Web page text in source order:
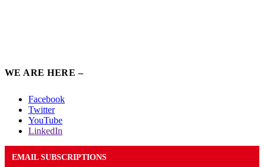
WE ARE HERE –
Facebook
Twitter
YouTube
LinkedIn
EMAIL SUBSCRIPTIONS